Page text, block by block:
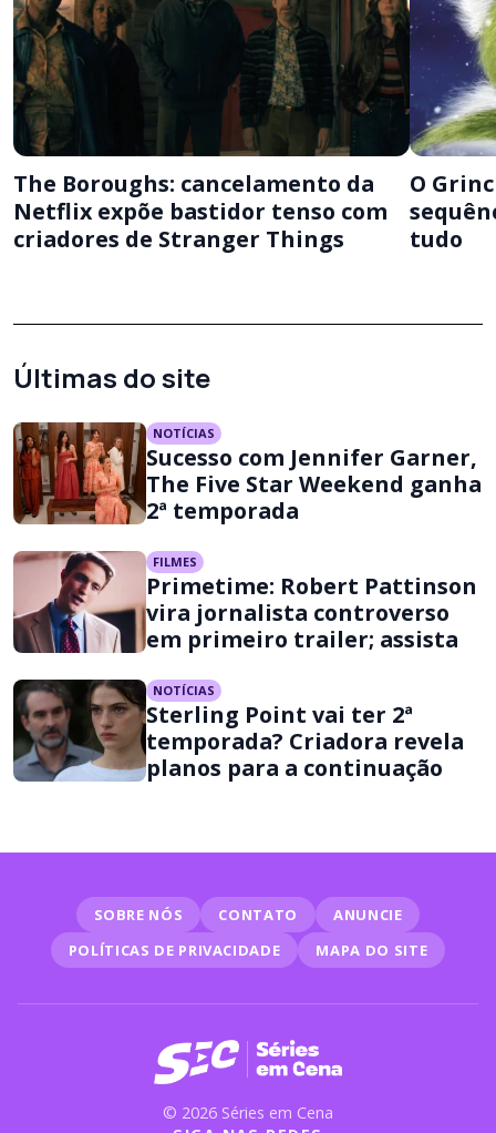
The Boroughs: cancelamento da
Netflix expõe bastidor tenso com
criadores de Stranger Things
O
tudo
Últimas do site
NOTÍCIAS
Sucesso com Jennifer Garner,
The Five Star Weekend ganha
2ª temporada
FILMES
Primetime: Robert Pattinson
vira jornalista controverso
em primeiro trailer; assista
NOTÍCIAS
Sterling Point vai ter 2ª
temporada? Criadora revela
planos para a continuação
SOBRE NÓS CONTATO
ANUNCIE
POLÍTICAS DE PRIVACIDADE
MAPA DO SITE
© 2026 Séries em Cena